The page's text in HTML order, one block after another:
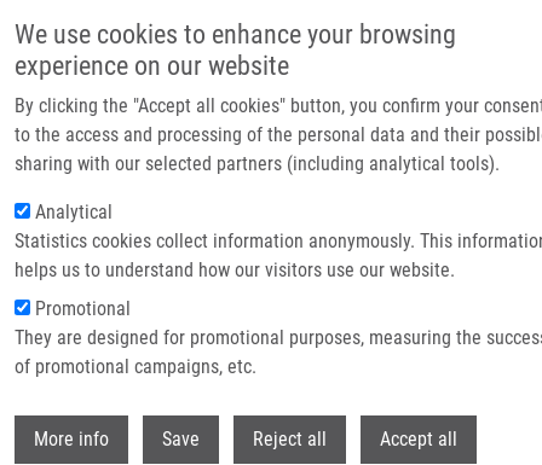
We use cookies to enhance your browsing
experience on our website
By clicking the "Accept all cookies" button, you confirm your
to the access and processing of the personal data and their
sharing with our selected partners (including analytical tools).
Analytical
Statistics cookies collect information anonymously. This
helps us to understand how our visitors use our website.
Promotional
They are designed for promotional purposes, measuring the
of promotional campaigns, etc.
More info Save Reject all Accept all
Header image
Drobečková navigace
Domů Publikace
Publikace